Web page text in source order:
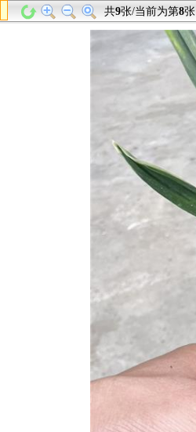
共9张/当前为第8张